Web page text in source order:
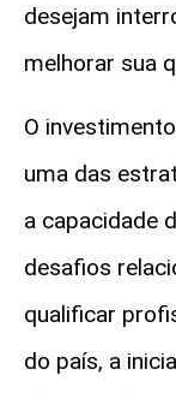
desejam
melhorar sua
O
uma das
a capacidade
desafios
qualificar
do país, a